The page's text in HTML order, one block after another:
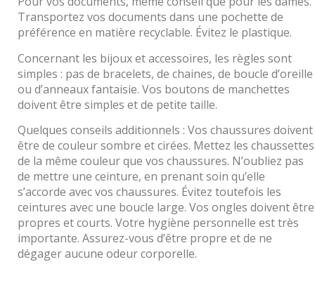
Transportez vos documents dans une pochette de
préférence en matière recyclable. Évitez le plastique.
Concernant les bijoux et accessoires, les règles sont
simples : pas de bracelets, de chaines, de boucle d’oreille
ou d’anneaux fantaisie. Vos boutons de manchettes
doivent être simples et de petite taille.
Quelques conseils additionnels : Vos chaussures doivent
être de couleur sombre et cirées. Mettez les chaussettes
de la même couleur que vos chaussures. N’oubliez pas
de mettre une ceinture, en prenant soin qu’elle
s’accorde avec vos chaussures. Évitez toutefois les
ceintures avec une boucle large. Vos ongles doivent être
propres et courts. Votre hygiène personnelle est très
importante. Assurez-vous d’être propre et de ne
dégager aucune odeur corporelle.